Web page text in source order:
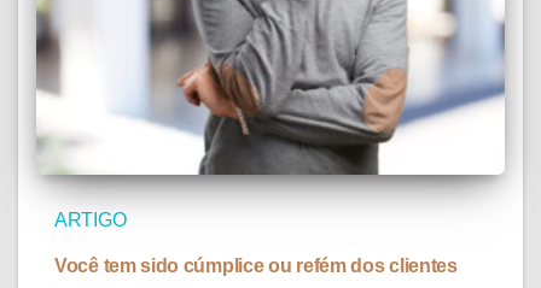
ARTIGO
Você tem sido cúmplice ou refém dos clientes